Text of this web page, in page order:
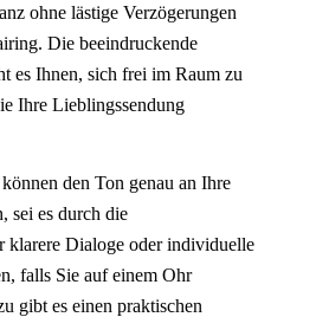
ohne lästige Verzögerungen
Die beeindruckende
es Ihnen, sich frei im Raum zu
Ihre Lieblingssendung
den Ton genau an Ihre
sei es durch die
klarere Dialoge oder individuelle
falls Sie auf einem Ohr
gibt es einen praktischen